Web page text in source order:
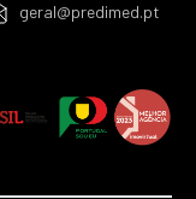
geral@predimed.pt